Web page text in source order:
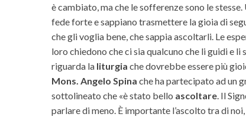
è cambiato, ma che le sofferenze sono le
fede forte e sappiano trasmettere la gioia di
che gli voglia bene, che sappia ascoltarli. Le
loro chiedono che ci sia qualcuno che li guidi e
riguarda la liturgia che dovrebbe essere più
Mons. Angelo Spina che ha partecipato ad un
sottolineato che «è stato bello ascoltare . Il
parlare di meno. È importante l’ascolto tra di